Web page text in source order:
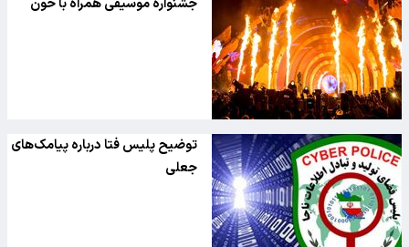
جشنواره موسیقی همراه با خون
توضیح پلیس فتا درباره پیامک‌های
جعلی